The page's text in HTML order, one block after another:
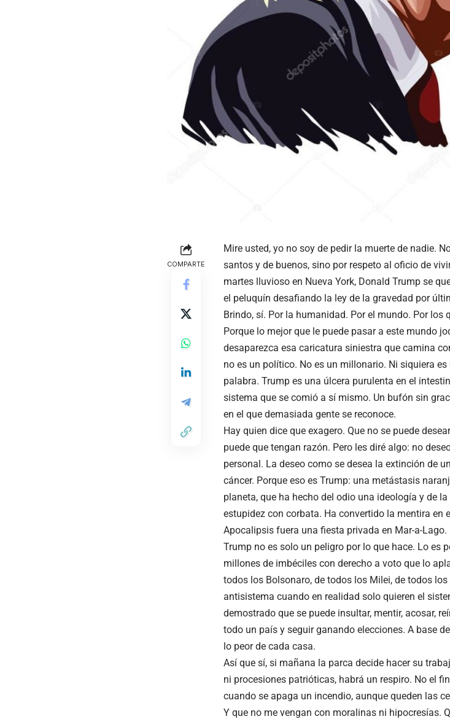
COMPARTE
Mire usted, yo no soy de pedir la muerte de nadie.
santos y de buenos, sino por respeto al oficio de
martes lluvioso en Nueva York, Donald Trump se
el peluquín desafiando la ley de la gravedad por
Brindo, sí. Por la humanidad. Por el mundo. Por los
Porque lo mejor que le puede pasar a este mundo
desaparezca esa caricatura siniestra que camina
no es un político. No es un millonario. Ni siquiera
palabra. Trump es una úlcera purulenta en el
sistema que se comió a sí mismo. Un bufón sin
en el que demasiada gente se reconoce.
Hay quien dice que exagero. Que no se puede
puede que tengan razón. Pero les diré algo: no
personal. La deseo como se desea la extinción de
cáncer. Porque eso es Trump: una metástasis
planeta, que ha hecho del odio una ideología y de
estupidez con corbata. Ha convertido la mentira en
Apocalipsis fuera una fiesta privada en Mar-a-Lago.
Trump no es solo un peligro por lo que hace. Lo es
millones de imbéciles con derecho a voto que lo
todos los Bolsonaro, de todos los Milei, de todos
antisistema cuando en realidad solo quieren el
demostrado que se puede insultar, mentir, acosar,
todo un país y seguir ganando elecciones. A base
lo peor de cada casa.
Así que sí, si mañana la parca decide hacer su
ni procesiones patrióticas, habrá un respiro. No el
cuando se apaga un incendio, aunque queden las
Y que no me vengan con moralinas ni hipocresías.